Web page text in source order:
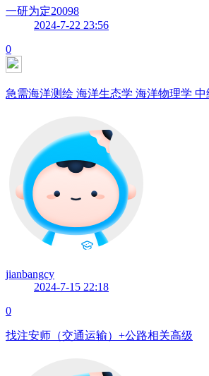
一研为定20098
2024-7-22 23:56
0
急需海洋测绘 海洋生态学 海洋物理学
jianbangcy
2024-7-15 22:18
0
找注安师（交通运输）+公路相关高级